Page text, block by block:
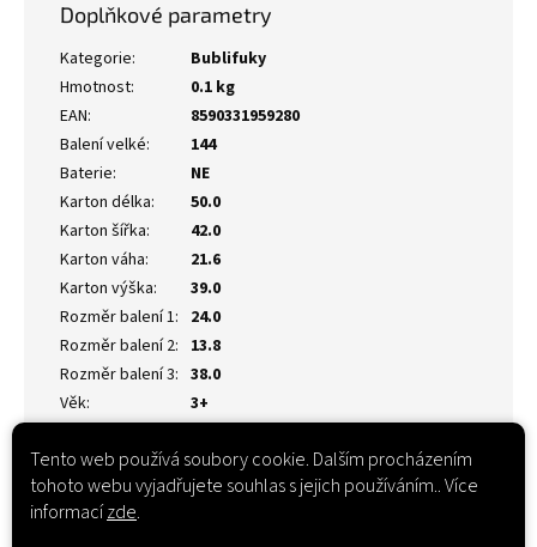
Tento web používá soubory cookie. Dalším procházením
tohoto webu vyjadřujete souhlas s jejich používáním.. Více
informacízde.
Doplňkové parametry
Kategorie:
Bublifuky
Hmotnost:
0.1 kg
EAN:
8590331959280
Balení velké:
144
Baterie:
NE
Karton délka:
50.0
Karton šířka:
42.0
Karton váha:
21.6
Karton výška:
39.0
Rozměr balení 1: 24.0
Rozměr balení 2: 13.8
Rozměr balení 3: 38.0
Věk: 3+